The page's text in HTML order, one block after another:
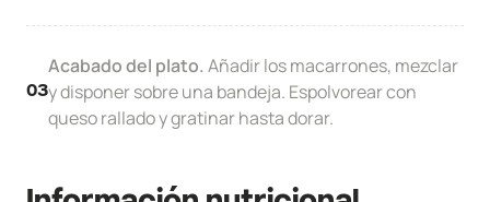
03
Acabado del plato. Añadir los macarrones, mezclar
y disponer sobre una bandeja. Espolvorear con
queso rallado y gratinar hasta dorar.